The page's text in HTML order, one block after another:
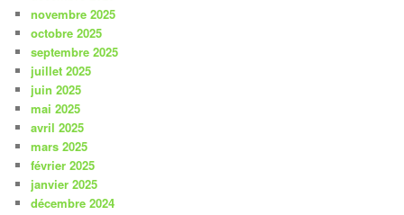
novembre 2025
octobre 2025
septembre 2025
juillet 2025
juin 2025
mai 2025
avril 2025
mars 2025
février 2025
janvier 2025
décembre 2024